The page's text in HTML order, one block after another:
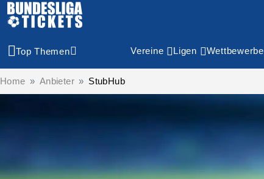
Top Themen Vereine Ligen Wettbewerbe
Home Anbieter StubHub